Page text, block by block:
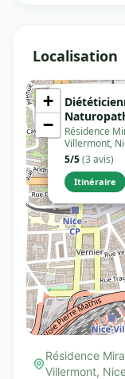
Localisation
Résidence
Villermont,
5/5(3 avis)
Itinéraire
+
−
Résidence
Villermont,